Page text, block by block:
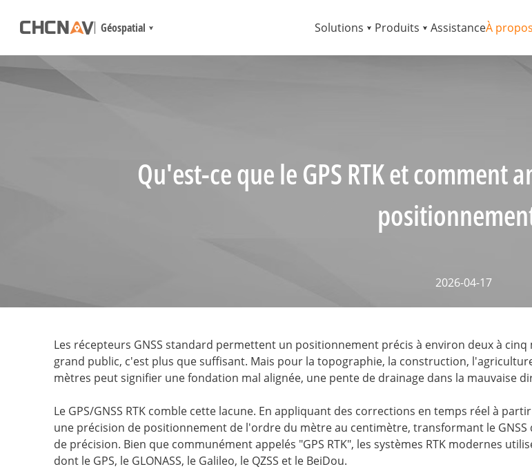
Géospatial Solutions Produits AssistanceÀ propos
Qu'est-ce que le GPS RTK et
2026-04-17
Les récepteurs GNSS standard permettent un positionnement précis à environ deux à
grand public, c'est plus que suffisant. Mais pour la topographie, la construction,
mètres peut signifier une fondation mal alignée, une pente de drainage dans la mauvaise
Le GPS/GNSS RTK comble cette lacune. En appliquant des corrections en temps réel à
une précision de positionnement de l'ordre du mètre au centimètre, transformant le
de précision. Bien que communément appelés "GPS RTK", les systèmes RTK modernes
dont le GPS, le GLONASS, le Galileo, le QZSS et le BeiDou.